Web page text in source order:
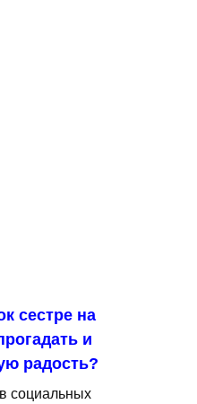
сестре на
и
радость?
социальных